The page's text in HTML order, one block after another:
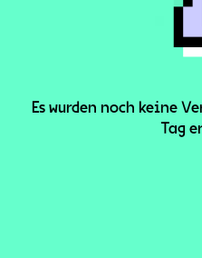
Es wurden noch keine
Tag